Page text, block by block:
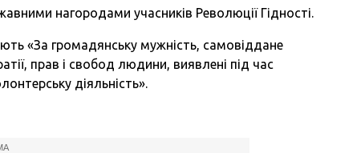
нагородами учасників Революції Гідності.
«За громадянську мужність, самовіддане
прав і свобод людини, виявлені під час
діяльність».